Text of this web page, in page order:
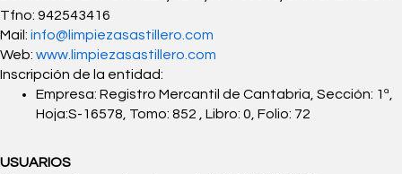
Tfno: 942543416
Mail: info@limpiezasastillero.com
Web: www.limpiezasastillero.com
Inscripción de la entidad:
Empresa: Registro Mercantil de Cantabria, Sección: 1ª,
Hoja:S-16578, Tomo: 852 , Libro: 0, Folio: 72
USUARIOS